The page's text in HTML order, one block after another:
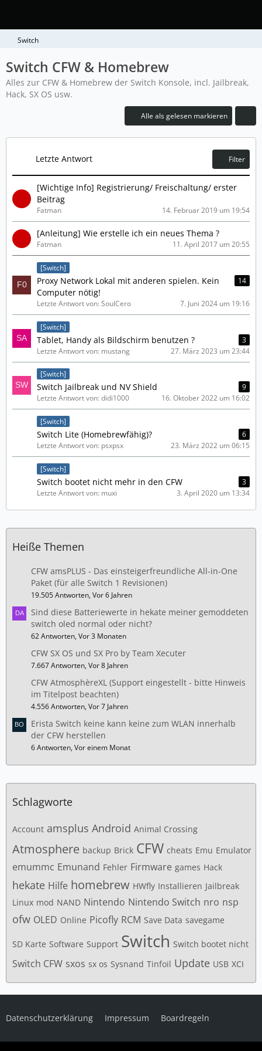
Switch
Switch CFW & Homebrew
Alles zur CFW & Homebrew der Switch Konsole, incl. Jailbreak,
Hack, SX OS usw.
Alle als gelesen markieren
Letzte Antwort Filter
[Wichtige Info] Registrierung/ Freischaltung/ erster
Beitrag
Fatman 14. Februar 2019 um 19:54
[Anleitung] Wie erstelle ich ein neues Thema ?
Fatman 11. April 2017 um 20:55
[Switch]
Proxy Network Lokal mit anderen spielen. Kein
Computer nötig!
14
Letzte Antwort von: SoulCero 7. Juni 2024 um 19:16
[Switch]
Tablet, Handy als Bildschirm benutzen ?
3
Letzte Antwort von: mustang
27. März 2023 um 23:44
[Switch]
Switch Jailbreak und NV Shield
9
Letzte Antwort von: didi1000
16. Oktober 2022 um 16:02
[Switch]
Switch Lite (Homebrewfähig)?
6
Letzte Antwort von: psxpsx
23. März 2022 um 06:15
[Switch]
Switch bootet nicht mehr in den CFW
3
Letzte Antwort von: muxi
3. April 2020 um 13:34
Heiße Themen
CFW amsPLUS - Das einsteigerfreundliche All-in-One
Paket (für alle Switch 1 Revisionen)
19.505 Antworten, Vor 6 Jahren
Sind diese Batteriewerte in hekate meiner gemoddeten
switch oled normal oder nicht?
62 Antworten, Vor 3 Monaten
CFW SX OS und SX Pro by Team Xecuter
7.667 Antworten, Vor 8 Jahren
CFW AtmosphèreXL (Support eingestellt - bitte Hinweis
im Titelpost beachten)
4.556 Antworten, Vor 7 Jahren
Erista Switch keine kann keine zum WLAN innerhalb
der CFW herstellen
6 Antworten, Vor einem Monat
Schlagworte
Account amsplus Android Animal Crossing
Atmosphere backup Brick CFW cheats Emu Emulator
emummc Emunand Fehler Firmware games Hack
hekate Hilfe homebrew HWfly Installieren Jailbreak
Linux mod NAND Nintendo Nintendo Switch nro nsp
ofw OLED Online Picofly RCM Save Data savegame
SD Karte Software Support Switch Switch bootet nicht
Switch CFW sxos sx os Sysnand Tinfoil Update USB XCI
Datenschutzerklärung Impressum Boardregeln